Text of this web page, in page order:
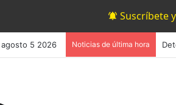
Suscríbete
5 2026 Noticias de última hora